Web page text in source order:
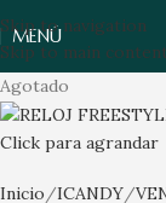
Skip to navigation
Skip to main content
MENÚ
Agotado
Click para agrandar
Inicio ICANDY